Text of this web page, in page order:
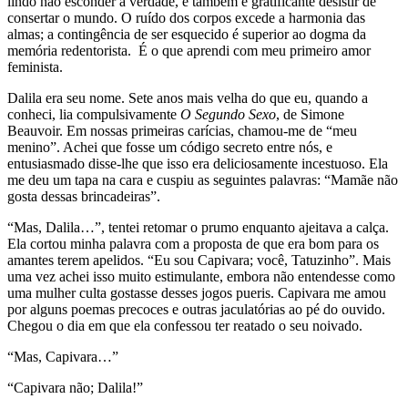
consertar o mundo. O ruído dos corpos excede a harmonia das
almas; a contingência de ser esquecido é superior ao dogma da
memória redentorista. É o que aprendi com meu primeiro amor
feminista.
Dalila era seu nome. Sete anos mais velha do que eu, quando a
conheci, lia compulsivamente O Segundo Sexo, de Simone
Beauvoir. Em nossas primeiras carícias, chamou-me de “meu
menino”. Achei que fosse um código secreto entre nós, e
entusiasmado disse-lhe que isso era deliciosamente incestuoso. Ela
me deu um tapa na cara e cuspiu as seguintes palavras: “Mamãe não
gosta dessas brincadeiras”.
“Mas, Dalila…”, tentei retomar o prumo enquanto ajeitava a calça.
Ela cortou minha palavra com a proposta de que era bom para os
amantes terem apelidos. “Eu sou Capivara; você, Tatuzinho”. Mais
uma vez achei isso muito estimulante, embora não entendesse como
uma mulher culta gostasse desses jogos pueris. Capivara me amou
por alguns poemas precoces e outras jaculatórias ao pé do ouvido.
Chegou o dia em que ela confessou ter reatado o seu noivado.
“Mas, Capivara…”
“Capivara não; Dalila!”